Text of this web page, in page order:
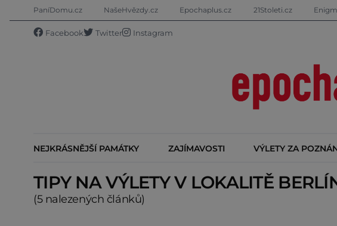
PaníDomu.cz NašeHvězdy.cz Epochaplus.cz 21Stoleti.cz
Facebook Twitter Instagram
NEJKRÁSNĚJŠÍ PAMÁTKY ZAJÍMAVOSTI VÝLETY ZA
TIPY NA VÝLETY V LOKALITĚ
(5 nalezených článků)